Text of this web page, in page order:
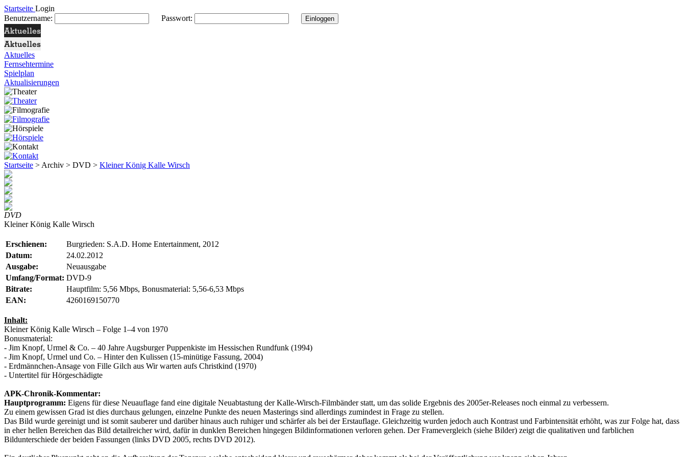
Startseite Login
Benutzername:
Passwort:
Aktuelles
Fernsehtermine
Spielplan
Aktualisierungen
Startseite > Archiv > DVD > Kleiner König Kalle Wirsch
DVD
Kleiner König Kalle Wirsch
Erschienen:
Burgrieden: S.A.D. Home Entertainment, 2012
Datum:
24.02.2012
Ausgabe:
Neuausgabe
Umfang/Format: DVD-9
Bitrate:
Hauptfilm: 5,56 Mbps, Bonusmaterial: 5,56-6,53 Mbps
EAN:
4260169150770
Inhalt:
Kleiner König Kalle Wirsch – Folge 1–4 von 1970
Bonusmaterial:
- Jim Knopf, Urmel & Co. – 40 Jahre Augsburger Puppenkiste im Hessischen Rundfunk (1994)
- Jim Knopf, Urmel und Co. – Hinter den Kulissen (15-minütige Fassung, 2004)
- Erdmännchen-Ansage von Fille Gilch aus Wir warten aufs Christkind (1970)
- Untertitel für Hörgeschädigte
APK-Chronik-Kommentar:
Hauptprogramm: Eigens für diese Neuauflage fand eine digitale Neuabtastung der Kalle-Wirsch-Filmbänder statt, um das solide Ergebnis des 2005er-Releases noch einmal zu verbessern.
Zu einem gewissen Grad ist dies durchaus gelungen, einzelne Punkte des neuen Masterings sind allerdings zumindest in Frage zu stellen.
Das Bild wurde gereinigt und ist somit sauberer und darüber hinaus auch ruhiger und schärfer als bei der Erstauflage. Gleichzeitig wurden jedoch auch Kontrast und Farbintensität erhöht, was zur Folge hat, dass
in eher hellen Bereichen das Bild detailreicher wird, dafür in dunklen Bereichen hingegen Bildinformationen verloren gehen. Der Framevergleich (siehe Bilder) zeigt die qualitativen und farblichen
Bildunterschiede der beiden Fassungen (links DVD 2005, rechts DVD 2012).